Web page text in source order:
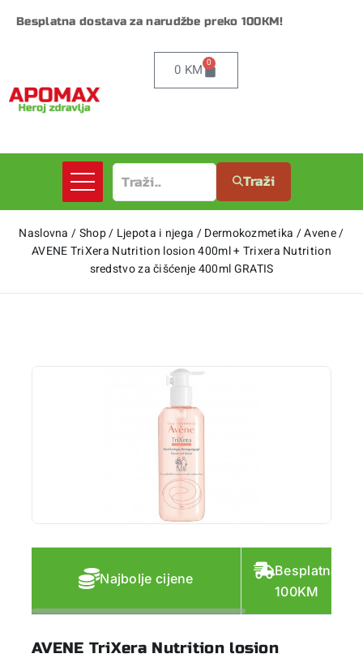
Besplatna dostava za narudžbe preko 100KM!
0 KM 0
Traži
Naslovna /Shop/ Ljepota i njega /Dermokozmetika /Avene/
AVENE TriXera Nutrition losion 400ml + Trixera Nutrition
sredstvo za čišćenje 400ml GRATIS
Najbolje cijene
Besplatna
100KM
AVENE TriXera Nutrition losion